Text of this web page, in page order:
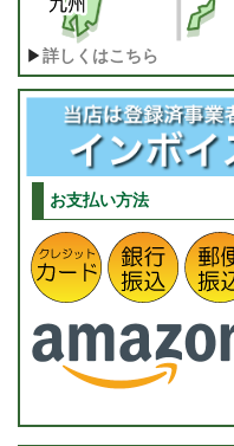
▶詳しくはこちら
お支払い方法